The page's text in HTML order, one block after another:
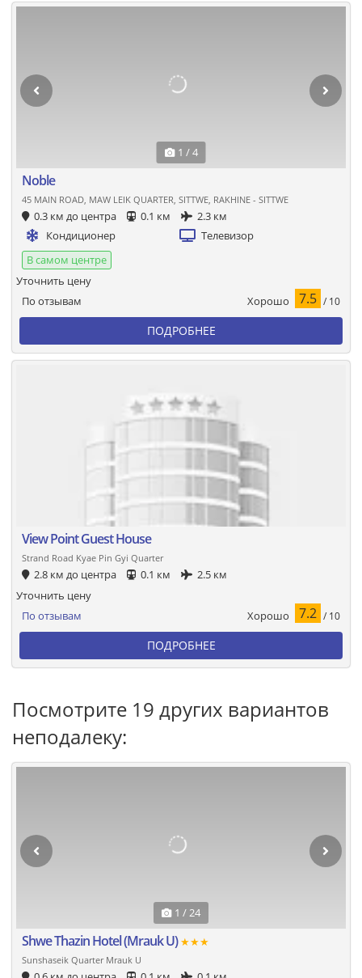
1 / 4
Noble
45 MAIN ROAD, MAW LEIK QUARTER, SITTWE, RAKHINE - SITTWE
0.3 км до центра 0.1 км
2.3 км
Кондиционер
Телевизор
В самом центре
По отзывам Хорошо 7.5 / 10
Уточнить цену
ПОДРОБНЕЕ
View Point Guest House
Strand Road Kyae Pin Gyi Quarter
2.8 км до центра 0.1 км 2.5 км
По отзывам Хорошо 7.2 / 10
Уточнить цену
ПОДРОБНЕЕ
Посмотрите 19 других вариантов
неподалеку:
1 / 24
Shwe Thazin Hotel (Mrauk U)★★★
Sunshaseik Quarter Mrauk U